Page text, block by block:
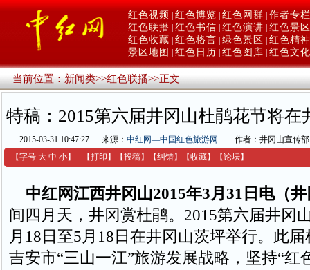
红色视频 红色博览 红色网群 作者专栏
红色联播 红色书信 红色演讲 红色景区
红色收藏 红色格言 绿色景区
红色精神
景区地图
红色日历 红色图库 红色文化
当前位置：新闻类>>红色联播>>正文
特稿：2015第六届井冈山杜鹃花节将在
2015-03-31 10:47:27 来源： 中红网—中国红色旅游网
作者：井冈山宣传部
【字号 大 中 小】 【打印 】 【投稿】 【纠错】 【收藏】 【论坛】
中红网江西井冈山2015年3月31日电（
间四月天，井冈赏杜鹃。2015第六届井冈
月18日至5月18日在井冈山茨坪举行。此
吉安市“三山一江”旅游发展战略，坚持“红